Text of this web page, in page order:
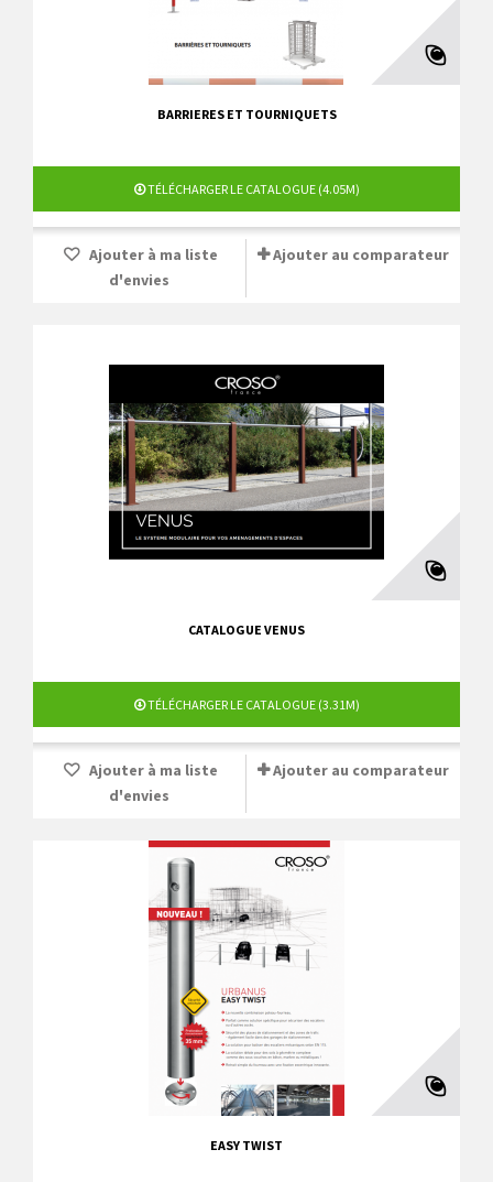
BARRIERES ET TOURNIQUETS
TÉLÉCHARGER LE CATALOGUE (4.05M)
Ajouter à ma liste
d'envies
Ajouter au comparateur
CATALOGUE VENUS
TÉLÉCHARGER LE CATALOGUE (3.31M)
Ajouter à ma liste
d'envies
Ajouter au comparateur
EASY TWIST